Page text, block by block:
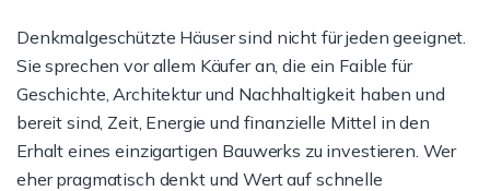
Denkmalgeschützte Häuser sind nicht für jeden geeignet.
Sie sprechen vor allem Käufer an, die ein Faible für
Geschichte, Architektur und Nachhaltigkeit haben und
bereit sind, Zeit, Energie und finanzielle Mittel in den
Erhalt eines einzigartigen Bauwerks zu investieren. Wer
eher pragmatisch denkt und Wert auf schnelle